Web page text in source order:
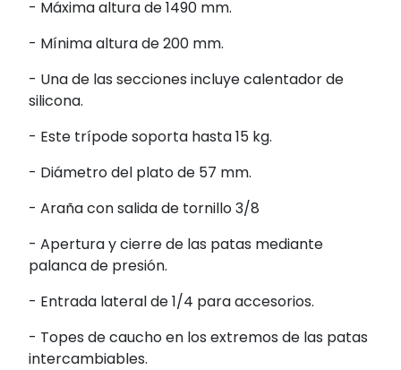
- Máxima altura de 1490 mm.
- Mínima altura de 200 mm.
- Una de las secciones incluye calentador de
silicona.
- Este trípode soporta hasta 15 kg.
- Diámetro del plato de 57 mm.
- Araña con salida de tornillo 3/8
- Apertura y cierre de las patas mediante
palanca de presión.
- Entrada lateral de 1/4 para accesorios.
- Topes de caucho en los extremos de las patas
intercambiables.